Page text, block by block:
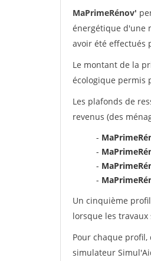
MaPrimeRénov'
énergétique d'une
avoir été effectués
Le montant de la
écologique permis
Les plafonds de
revenus (des
-
-
-
-
Un cinquième profil
lorsque les
Pour chaque
simulateur